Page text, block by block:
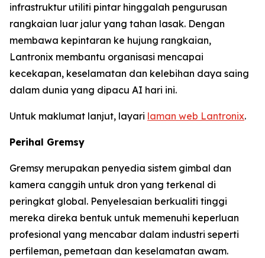
infrastruktur utiliti pintar hinggalah pengurusan
rangkaian luar jalur yang tahan lasak. Dengan
membawa kepintaran ke hujung rangkaian,
Lantronix membantu organisasi mencapai
kecekapan, keselamatan dan kelebihan daya saing
dalam dunia yang dipacu AI hari ini.
Untuk maklumat lanjut, layari laman web Lantronix.
Perihal Gremsy
Gremsy merupakan penyedia sistem gimbal dan
kamera canggih untuk dron yang terkenal di
peringkat global. Penyelesaian berkualiti tinggi
mereka direka bentuk untuk memenuhi keperluan
profesional yang mencabar dalam industri seperti
perfileman, pemetaan dan keselamatan awam.